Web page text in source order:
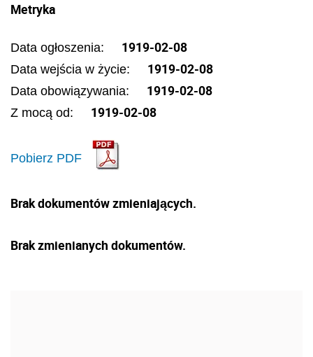
Metryka
Data ogłoszenia: 1919-02-08
Data wejścia w życie: 1919-02-08
Data obowiązywania: 1919-02-08
Z mocą od: 1919-02-08
Pobierz PDF
Brak dokumentów zmieniających.
Brak zmienianych dokumentów.